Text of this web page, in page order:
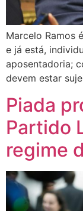
Marcelo Ramos
e já está,
aposentadoria;
devem estar
Piada
Partido
regime